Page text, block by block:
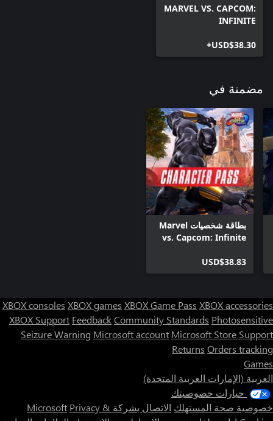
MARVEL VS. CAPCOM:
INFINITE
USD$38.30+
مضمنة في
بطاقة شخصيات Marvel
vs. Capcom: Infinite
USD$38.83
XBOX consoles XBOX games XBOX Game Pass XBOX accessories
XBOX Support FeedbackCommunity Standards Photosensitive
Seizure Warning Microsoft account Microsoft Store Support
Returns Orders tracking
Games
العربية (الإمارات العربية المتحدة)
خيارات خصوصيتك
خصوصية صحة المستهلك الاتصال بشركة Microsoft Privacy &